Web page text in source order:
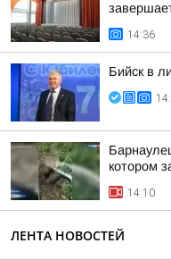
14:36
Бийск в
котором
14:10
ЛЕНТА НОВОСТЕЙ